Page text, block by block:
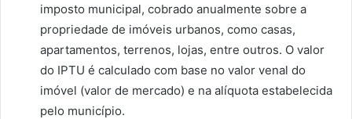
imposto municipal, cobrado anualmente sobre a
propriedade de imóveis urbanos, como casas,
apartamentos, terrenos, lojas, entre outros. O valor
do IPTU é calculado com base no valor venal do
imóvel (valor de mercado) e na alíquota estabelecida
pelo município.